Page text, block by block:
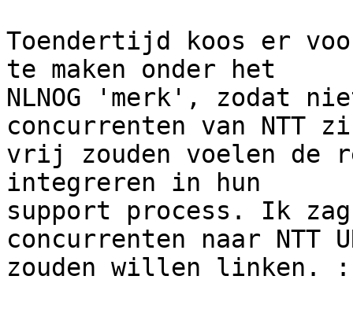
Toendertijd koos er
te maken onder het
NLNOG 'merk', zodat
concurrenten van NTT
vrij zouden voelen de
integreren in hun
support process. Ik
concurrenten naar NTT
zouden willen linken.